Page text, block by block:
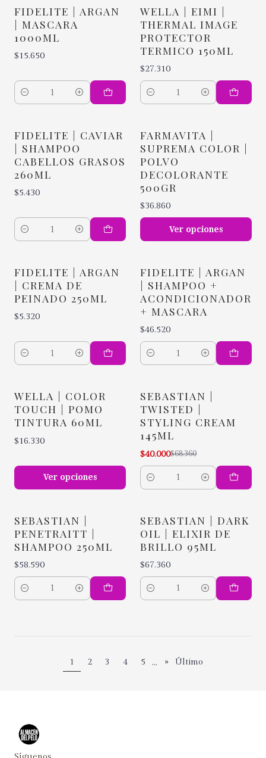
FIDELITE | ARGAN
| MASCARA
1000ML
$15.650
Cantidad
WELLA | EIMI |
THERMAL IMAGE
PROTECTOR
TERMICO 150ML
$27.310
Cantidad
FIDELITE | CAVIAR
| SHAMPOO
CABELLOS GRASOS
260ML
$5.430
Cantidad
FARMAVITA |
SUPREMA COLOR |
POLVO
DECOLORANTE
500GR
$36.860
Ver opciones
FIDELITE | ARGAN
| CREMA DE
PEINADO 250ML
$5.320
Cantidad
FIDELITE | ARGAN
| SHAMPOO +
ACONDICIONADOR
+ MASCARA
$46.520
Cantidad
WELLA | COLOR
TOUCH | POMO
TINTURA 60ML
$16.330
Ver opciones
-41% OFF
SEBASTIAN |
TWISTED |
STYLING CREAM
145ML
$40.000$68.360
Cantidad
SEBASTIAN |
PENETRAITT |
SHAMPOO 250ML
$58.590
Cantidad
SEBASTIAN | DARK
OIL | ELIXIR DE
BRILLO 95ML
$67.360
Cantidad
1 2 3 4 5 ... » Último